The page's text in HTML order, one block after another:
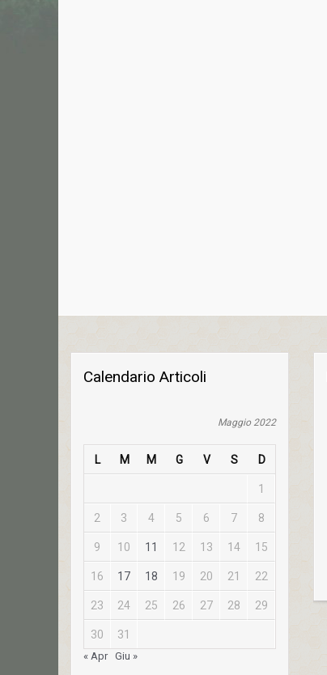
Calendario Articoli
Maggio 2022
L M M G V S D
1
2 3 4 5 6 7 8
9 10 11 12 13 14 15
16 17 18 19 20 21 22
23 24 25 26 27 28 29
30 31
« Apr Giu »